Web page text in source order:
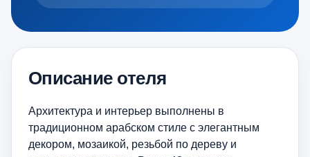
Описание отеля
Архитектура и интерьер выполнены в
традиционном арабском стиле с элегантным
декором, мозаикой, резьбой по дереву и